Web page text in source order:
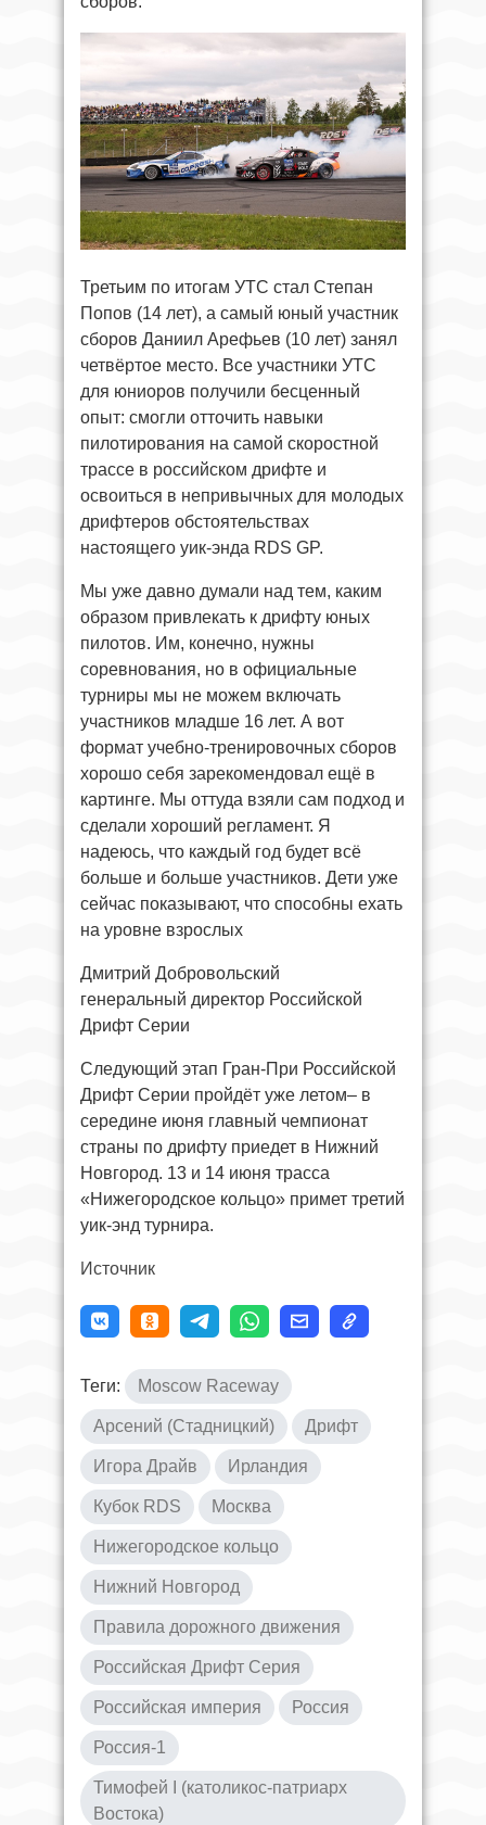
Третьим по итогам УТС стал Степан
Попов (14 лет), а самый юный участник
сборов Даниил Арефьев (10 лет) занял
четвёртое место. Все участники УТС
для юниоров получили бесценный
опыт: смогли отточить навыки
пилотирования на самой скоростной
трассе в российском дрифте и
освоиться в непривычных для молодых
дрифтеров обстоятельствах
настоящего уик-энда RDS GP.
Мы уже давно думали над тем, каким
образом привлекать к дрифту юных
пилотов. Им, конечно, нужны
соревнования, но в официальные
турниры мы не можем включать
участников младше 16 лет. А вот
формат учебно-тренировочных сборов
хорошо себя зарекомендовал ещё в
картинге. Мы оттуда взяли сам подход и
сделали хороший регламент. Я
надеюсь, что каждый год будет всё
больше и больше участников. Дети уже
сейчас показывают, что способны ехать
на уровне взрослых
Дмитрий Добровольский
генеральный директор Российской
Дрифт Серии
Следующий этап Гран-При Российской
Дрифт Серии пройдёт уже летом– в
середине июня главный чемпионат
страны по дрифту приедет в Нижний
Новгород. 13 и 14 июня трасса
«Нижегородское кольцо» примет третий
уик-энд турнира.
Источник
Теги: Moscow Raceway
Арсений (Стадницкий) Дрифт
Игора Драйв Ирландия
Кубок RDS Москва
Нижегородское кольцо
Нижний Новгород
Правила дорожного движения
Российская Дрифт Серия
Российская империя Россия
Россия-1
Тимофей I (католикос-патриарх
Востока)